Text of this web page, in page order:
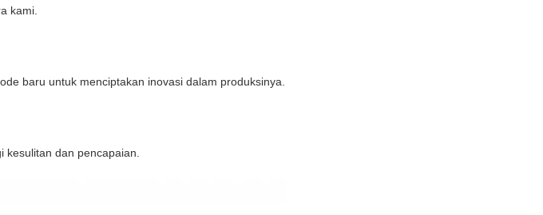
kami.
baru untuk menciptakan inovasi dalam produksinya.
dan pencapaian.